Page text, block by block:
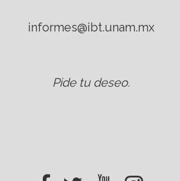
informes@ibt.unam.mx
Pide tu deseo.